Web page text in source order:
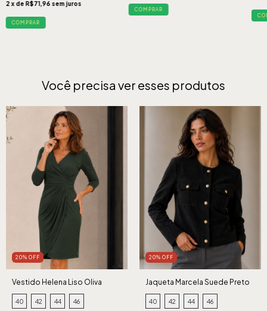
2 x de R$71,96 sem juros
COMPRAR
COMPRAR
Você precisa ver esses produtos
20% OFF
Vestido Helena Liso Oliva
40 42 44 46
20% OFF
Jaqueta Marcela Suede Preto
40 42 44 46